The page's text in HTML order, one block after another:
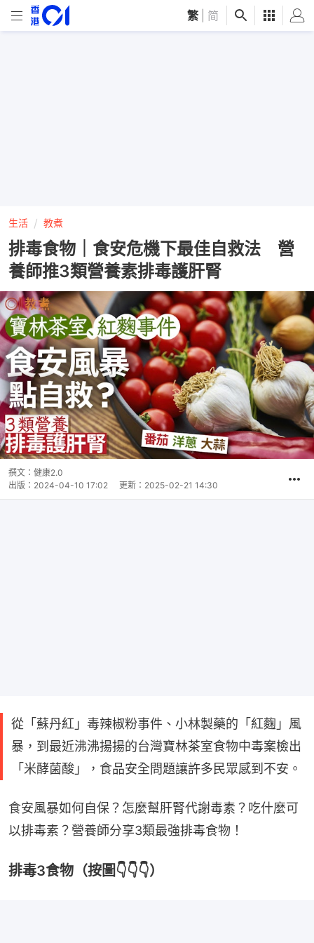
繁 简
生活 教煮
排毒食物｜食安危機下最佳自救法 營
養師推3類營養素排毒護肝腎
撰文： 健康2.0
出版： 2024-04-10 17:02 更新： 2025-02-21 14:30
從「蘇丹紅」毒辣椒粉事件、小林製藥的「紅麴」風
暴，到最近沸沸揚揚的台灣寶林茶室食物中毒案檢出
「米酵菌酸」，食品安全問題讓許多民眾感到不安。
食安風暴如何自保？怎麼幫肝腎代謝毒素？吃什麼可
以排毒素？營養師分享3類最強排毒食物！
排毒3食物（按圖👇👇👇）